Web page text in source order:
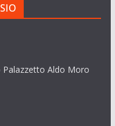
Palazzetto Aldo Moro